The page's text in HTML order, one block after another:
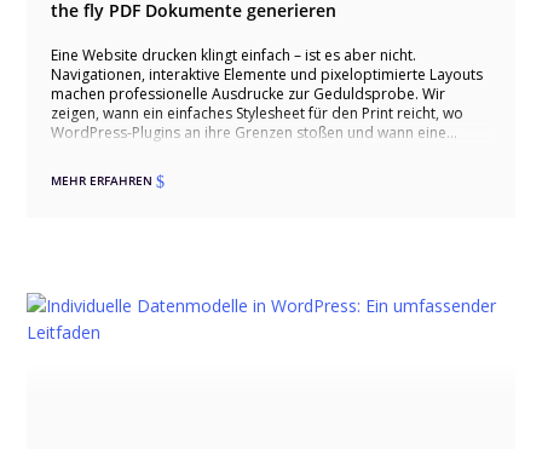
the fly PDF Dokumente generieren
Eine Website drucken klingt einfach – ist es aber nicht.
Navigationen, interaktive Elemente und pixeloptimierte Layouts
machen professionelle Ausdrucke zur Geduldsprobe. Wir
zeigen, wann ein einfaches Stylesheet für den Print reicht, wo
WordPress-Plugins an ihre Grenzen stoßen und wann eine
MEHR ERFAHREN$